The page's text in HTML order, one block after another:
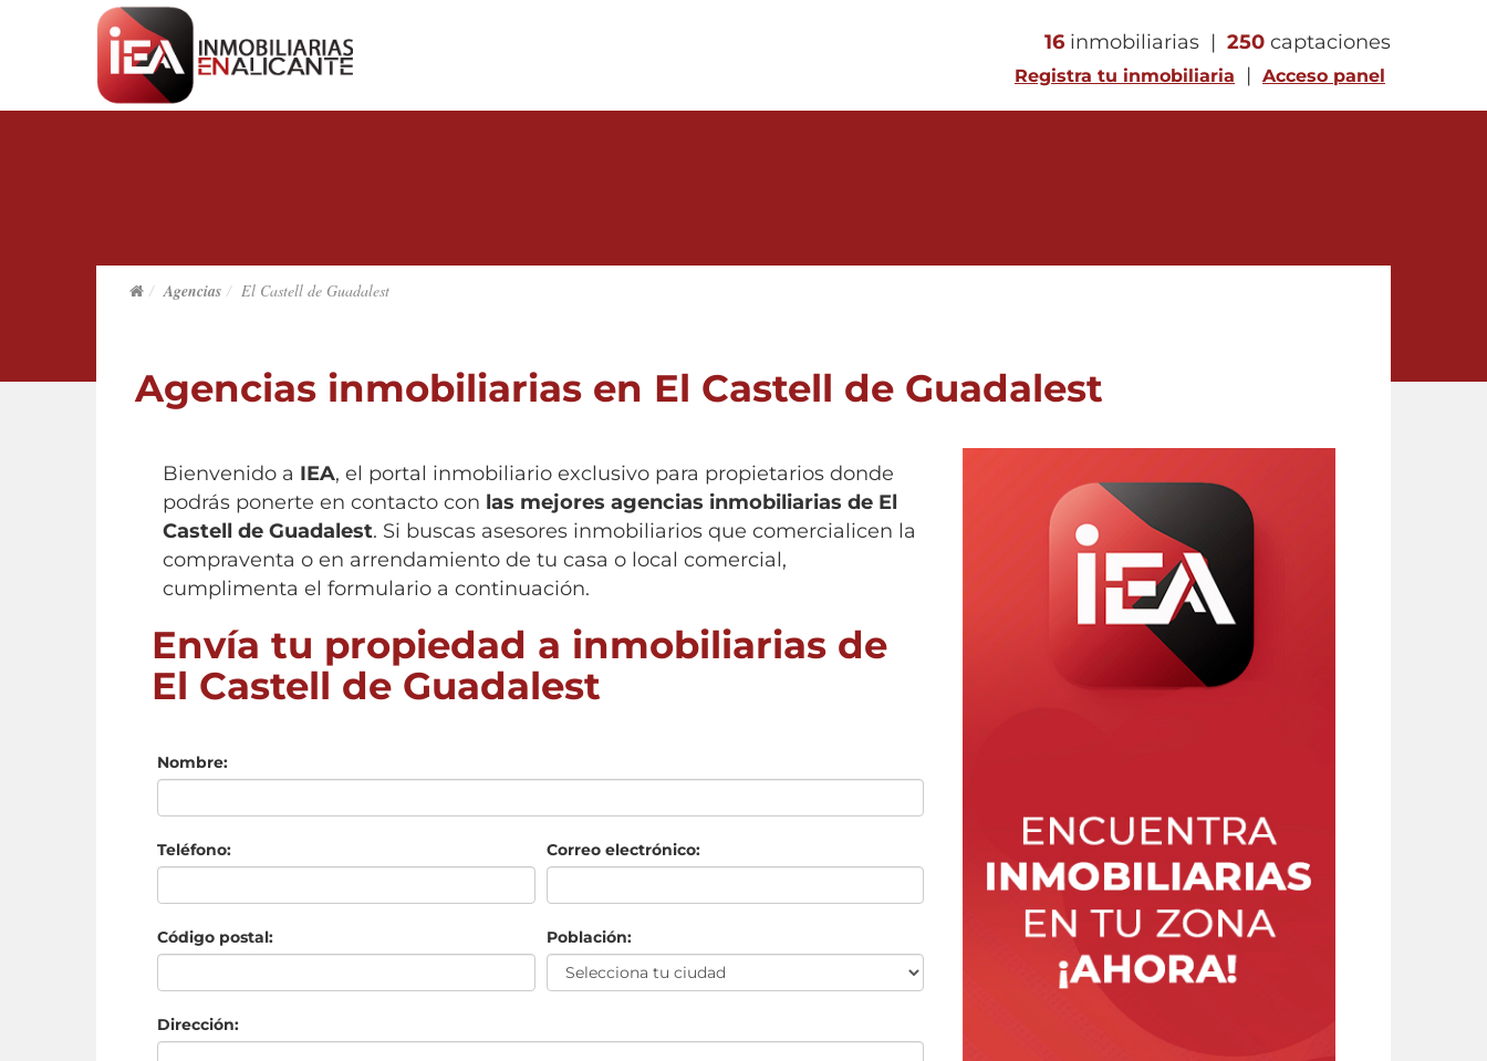
16 inmobiliarias | 250 captaciones
Registra tu inmobiliaria | Acceso panel
Agencias El Castell de Guadalest
Agencias inmobiliarias en El Castell de Guadalest
Bienvenido a IEA, el portal inmobiliario exclusivo para propietarios donde
podrás ponerte en contacto con las mejores agencias inmobiliarias de El
Castell de Guadalest. Si buscas asesores inmobiliarios que comercialicen la
compraventa o en arrendamiento de tu casa o local comercial,
cumplimenta el formulario a continuación.
Envía tu propiedad a inmobiliarias de
El Castell de Guadalest
Nombre:
Teléfono: Correo electrónico:
Código postal: Población:
Dirección: